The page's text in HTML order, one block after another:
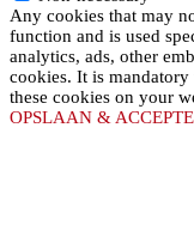
Any cookies that may
function and is used
analytics, ads, other
cookies. It is
these cookies on your
OPSLAAN &